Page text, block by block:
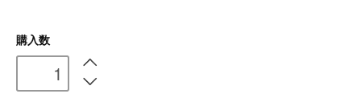
購入数